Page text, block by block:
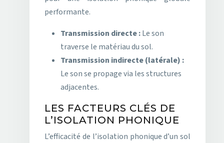
performante.
Transmission directe :Le son
traverse le matériau du sol.
Transmission indirecte (latérale) :
Le son se propage via les structures
adjacentes.
LES FACTEURS CLÉS DE
L’ISOLATION PHONIQUE
L’efficacité de l’isolation phonique d’un sol